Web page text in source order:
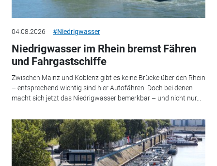
04.08.2026 #Niedrigwasser
Niedrigwasser im Rhein bremst Fähren
und Fahrgastschiffe
Zwischen Mainz und Koblenz gibt es keine Brücke über den Rhein
– entsprechend wichtig sind hier Autofähren. Doch bei denen
macht sich jetzt das Niedrigwasser bemerkbar – und nicht nur...